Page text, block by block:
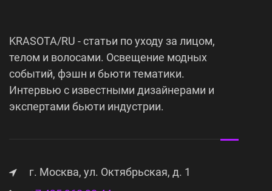
KRASOTA/RU - статьи по уходу за лицом,
телом и волосами. Освещение модных
событий, фэшн и бьюти тематики.
Интервью с известными дизайнерами и
экспертами бьюти индустрии.
г. Москва, ул. Октябрьская, д. 1